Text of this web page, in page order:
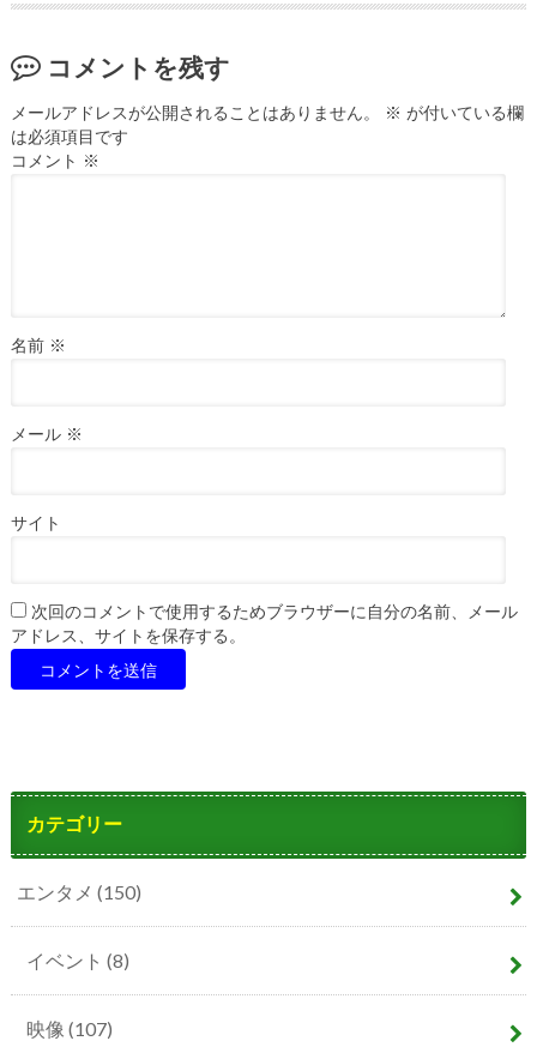
コメントを残す
メールアドレスが公開されることはありません。 ※ が付いている欄
は必須項目です
コメント ※
名前 ※
メール ※
サイト
次回のコメントで使用するためブラウザーに自分の名前、メール
アドレス、サイトを保存する。
カテゴリー
エンタメ (150)
イベント (8)
映像 (107)